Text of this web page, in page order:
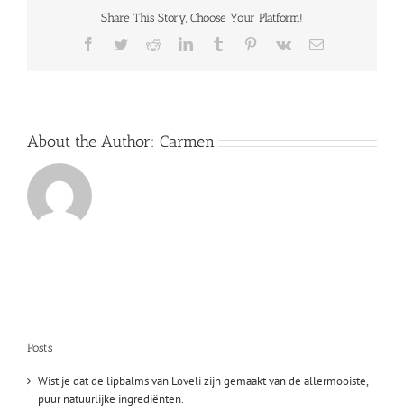
Baumann
Share This Story, Choose Your Platform!
Facebook
TwitterRedditLinkedInTumblr Pinterest
Vk Email
About the Author: Carmen
Posts
Wist je dat de lipbalms van Loveli zijn gemaakt van de allermooiste,
puur natuurlijke ingrediënten.